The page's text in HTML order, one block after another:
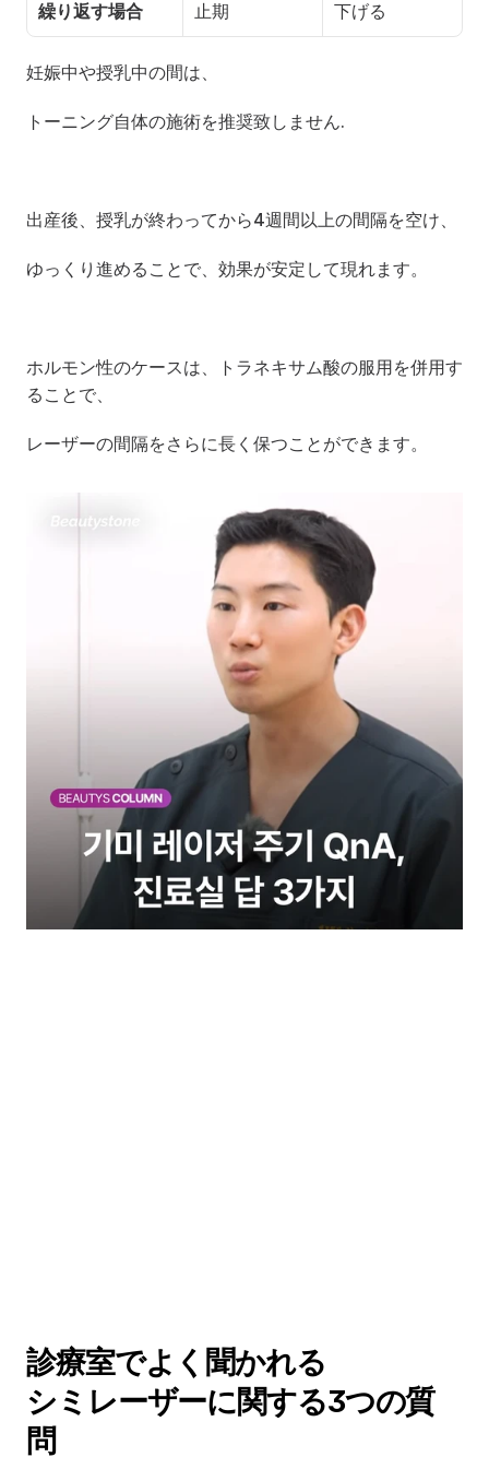
繰り返す場合
止期
下げる
妊娠中や授乳中の間は、
トーニング自体の施術を推奨致しません.
出産後、授乳が終わってから4週間以上の間隔を空け、
ゆっくり進めることで、効果が安定して現れます。
ホルモン性のケースは、トラネキサム酸の服用を併用す
ることで、
レーザーの間隔をさらに長く保つことができます。
診療室でよく聞かれる
シミレーザーに関する3つの質
問